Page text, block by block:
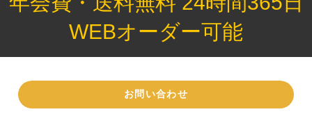
WEBオーダー可能
お問い合わせ